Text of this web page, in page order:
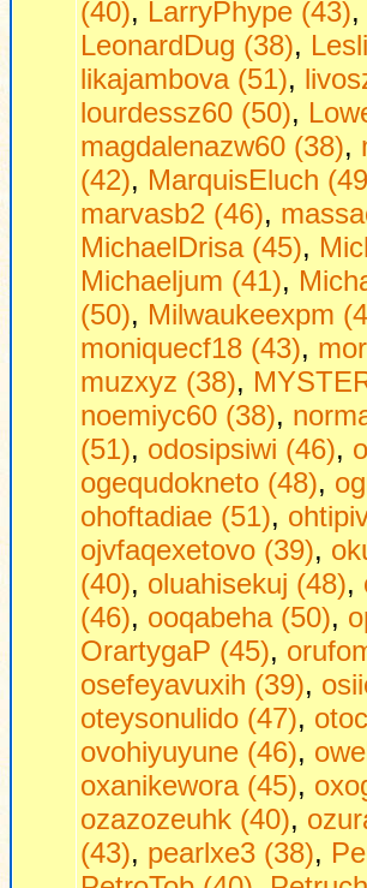
(40), LarryPhype (43),
LeonardDug (38),
likajambova (51),
lourdessz60 (50),
magdalenazw60 (38),
(42), MarquisEluch
marvasb2 (46),
MichaelDrisa (45),
Michaeljum (41),
(50), Milwaukeexpm
moniquecf18 (43),
muzxyz (38),
noemiyc60 (38),
(51), odosipsiwi (46),
ogequdokneto (48),
ohoftadiae (51),
ojvfaqexetovo (39),
(40), oluahisekuj (48),
(46), ooqabeha (50),
OrartygaP (45),
osefeyavuxih (39),
oteysonulido (47),
ovohiyuyune (46),
oxanikewora (45),
ozazozeuhk (40),
(43), pearlxe3 (38),